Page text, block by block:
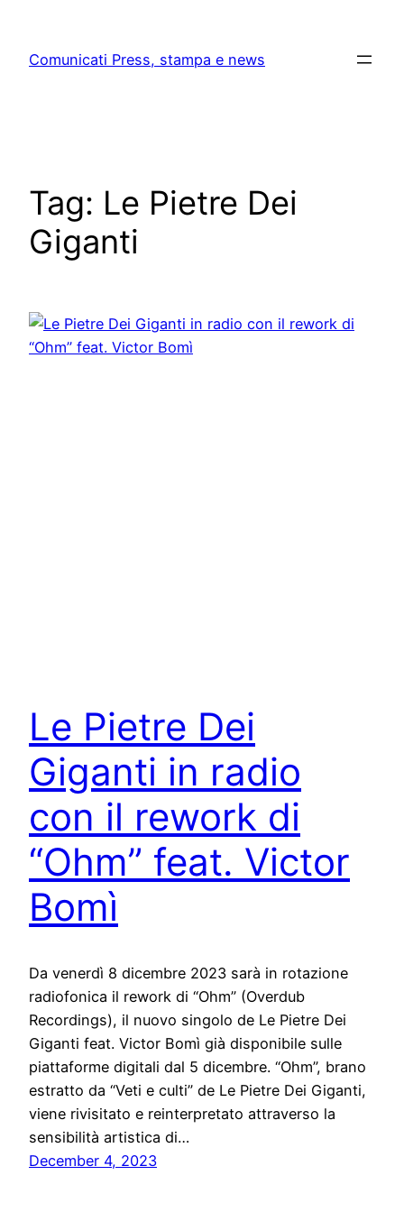
content
Comunicati Press, stampa e news
Tag: Le Pietre Dei
Giganti
Le Pietre Dei
Giganti in radio
con il rework di
“Ohm” feat. Victor
Bomì
Da venerdì 8 dicembre 2023 sarà in rotazione
radiofonica il rework di “Ohm” (Overdub
Recordings), il nuovo singolo de Le Pietre Dei
Giganti feat. Victor Bomì già disponibile sulle
piattaforme digitali dal 5 dicembre. “Ohm”, brano
estratto da “Veti e culti” de Le Pietre Dei Giganti,
viene rivisitato e reinterpretato attraverso la
sensibilità artistica di…
December 4, 2023